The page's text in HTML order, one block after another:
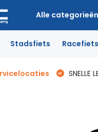
Alle categorieën
Stadsfiets Racefiets
SNELLE